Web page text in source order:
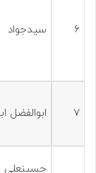
۶ سیدجواد
۷ ابوالفضل
حسینعلی